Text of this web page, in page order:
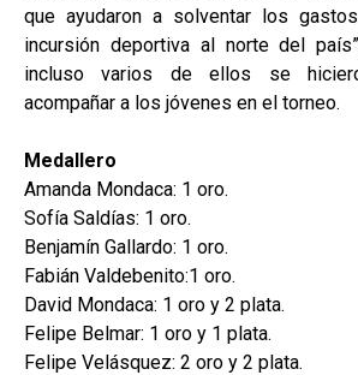
que ayudaron a solventar los
incursión deportiva al norte del
incluso varios de ellos se
acompañar a los jóvenes en el torneo.
Medallero
Amanda Mondaca: 1 oro.
Sofía Saldías: 1 oro.
Benjamín Gallardo: 1 oro.
Fabián Valdebenito:1 oro.
David Mondaca: 1 oro y 2 plata.
Felipe Belmar: 1 oro y 1 plata.
Felipe Velásquez: 2 oro y 2 plata.